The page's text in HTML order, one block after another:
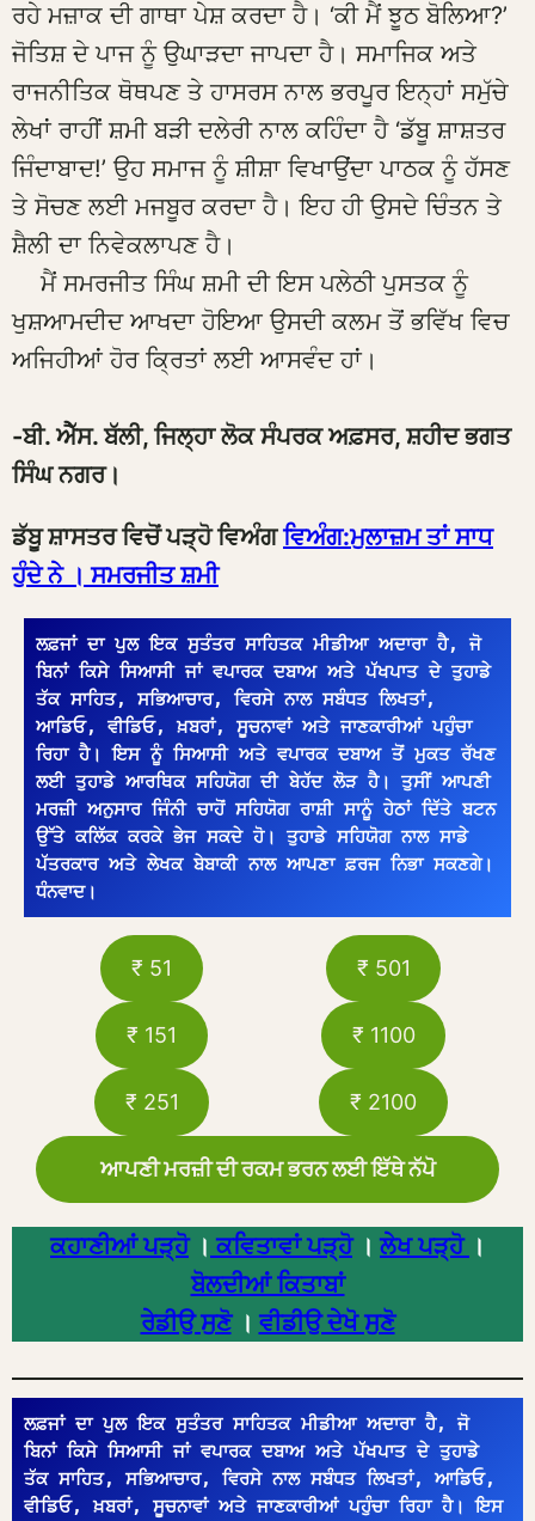
ਰਹੇ ਮਜ਼ਾਕ ਦੀ ਗਾਥਾ ਪੇਸ਼ ਕਰਦਾ ਹੈ। ‘ਕੀ ਮੈਂ ਝੂਠ ਬੋਲਿਆ?’
ਜੋਤਿਸ਼ ਦੇ ਪਾਜ ਨੂੰ ਉਘਾੜਦਾ ਜਾਪਦਾ ਹੈ। ਸਮਾਜਿਕ ਅਤੇ
ਰਾਜਨੀਤਿਕ ਥੋਥਪਣ ਤੇ ਹਾਸਰਸ ਨਾਲ ਭਰਪੂਰ ਇਨ੍ਹਾਂ ਸਮੁੱਚੇ
ਲੇਖਾਂ ਰਾਹੀਂ ਸ਼ਮੀ ਬੜੀ ਦਲੇਰੀ ਨਾਲ ਕਹਿੰਦਾ ਹੈ ‘ਡੱਬੂ ਸ਼ਾਸ਼ਤਰ
ਜਿੰਦਾਬਾਦ!’ ਉਹ ਸਮਾਜ ਨੂੰ ਸ਼ੀਸ਼ਾ ਵਿਖਾਉਂਦਾ ਪਾਠਕ ਨੂੰ ਹੱਸਣ
ਤੇ ਸੋਚਣ ਲਈ ਮਜਬੂਰ ਕਰਦਾ ਹੈ। ਇਹ ਹੀ ਉਸਦੇ ਚਿੰਤਨ ਤੇ
ਸ਼ੈਲੀ ਦਾ ਨਿਵੇਕਲਾਪਣ ਹੈ।
ਮੈਂ ਸਮਰਜੀਤ ਸਿੰਘ ਸ਼ਮੀ ਦੀ ਇਸ ਪਲੇਠੀ ਪੁਸਤਕ ਨੂੰ
ਖੁਸ਼ਆਮਦੀਦ ਆਖਦਾ ਹੋਇਆ ਉਸਦੀ ਕਲਮ ਤੋਂ ਭਵਿੱਖ ਵਿਚ
ਅਜਿਹੀਆਂ ਹੋਰ ਕ੍ਰਿਤਾਂ ਲਈ ਆਸਵੰਦ ਹਾਂ।
-ਬੀ. ਐੱਸ. ਬੱਲੀ, ਜਿਲ੍ਹਾ ਲੋਕ ਸੰਪਰਕ ਅਫ਼ਸਰ, ਸ਼ਹੀਦ ਭਗਤ
ਸਿੰਘ ਨਗਰ।
ਡੱਬੂ ਸ਼ਾਸਤਰ ਵਿਚੋਂ ਪੜ੍ਹੋ ਵਿਅੰਗਵਿਅੰਗ:ਮੁਲਾਜ਼ਮ ਤਾਂ ਸਾਧ
ਹੁੰਦੇ ਨੇ । ਸਮਰਜੀਤ ਸ਼ਮੀ
ਲਫ਼ਜਾਂ ਦਾ ਪੁਲ ਇਕ ਸੁਤੰਤਰ ਸਾਹਿਤਕ ਮੀਡੀਆ ਅਦਾਰਾ ਹੈ, ਜੋ
ਬਿਨਾਂ ਕਿਸੇ ਸਿਆਸੀ ਜਾਂ ਵਪਾਰਕ ਦਬਾਅ ਅਤੇ ਪੱਖਪਾਤ ਦੇ ਤੁਹਾਡੇ
ਤੱਕ ਸਾਹਿਤ, ਸਭਿਆਚਾਰ, ਵਿਰਸੇ ਨਾਲ ਸਬੰਧਤ ਲਿਖਤਾਂ,
ਆਡਿਓ, ਵੀਡਿਓ, ਖ਼ਬਰਾਂ, ਸੂਚਨਾਵਾਂ ਅਤੇ ਜਾਣਕਾਰੀਆਂ ਪਹੁੰਚਾ
ਰਿਹਾ ਹੈ। ਇਸ ਨੂੰ ਸਿਆਸੀ ਅਤੇ ਵਪਾਰਕ ਦਬਾਅ ਤੋਂ ਮੁਕਤ ਰੱਖਣ
ਲਈ ਤੁਹਾਡੇ ਆਰਥਿਕ ਸਹਿਯੋਗ ਦੀ ਬੇਹੱਦ ਲੋੜ ਹੈ। ਤੁਸੀਂ ਆਪਣੀ
ਮਰਜ਼ੀ ਅਨੁਸਾਰ ਜਿੰਨੀ ਚਾਹੋਂ ਸਹਿਯੋਗ ਰਾਸ਼ੀ ਸਾਨੂੰ ਹੇਠਾਂ ਦਿੱਤੇ ਬਟਨ
ਉੱਤੇ ਕਲਿੱਕ ਕਰਕੇ ਭੇਜ ਸਕਦੇ ਹੋ। ਤੁਹਾਡੇ ਸਹਿਯੋਗ ਨਾਲ ਸਾਡੇ
ਪੱਤਰਕਾਰ ਅਤੇ ਲੇਖਕ ਬੇਬਾਕੀ ਨਾਲ ਆਪਣਾ ਫ਼ਰਜ ਨਿਭਾ ਸਕਣਗੇ।
ਧੰਨਵਾਦ।
₹ 51
₹ 151
₹ 251
₹ 501
₹ 1100
₹ 2100
ਆਪਣੀ ਮਰਜ਼ੀ ਦੀ ਰਕਮ ਭਰਨ ਲਈ ਇੱਥੇ ਨੱਪੋ
ਕਹਾਣੀਆਂ ਪੜ੍ਹੋ। ਕਵਿਤਾਵਾਂ ਪੜ੍ਹੋ।ਲੇਖ ਪੜ੍ਹੋ ।
ਬੋਲਦੀਆਂ ਕਿਤਾਬਾਂ
ਰੇਡੀਉ ਸੁਣੋ। ਵੀਡੀਉ ਦੇਖੋ ਸੁਣੋ
ਲਫ਼ਜਾਂ ਦਾ ਪੁਲ ਇਕ ਸੁਤੰਤਰ ਸਾਹਿਤਕ ਮੀਡੀਆ ਅਦਾਰਾ ਹੈ, ਜੋ
ਬਿਨਾਂ ਕਿਸੇ ਸਿਆਸੀ ਜਾਂ ਵਪਾਰਕ ਦਬਾਅ ਅਤੇ ਪੱਖਪਾਤ ਦੇ ਤੁਹਾਡੇ
ਤੱਕ ਸਾਹਿਤ, ਸਭਿਆਚਾਰ, ਵਿਰਸੇ ਨਾਲ ਸਬੰਧਤ ਲਿਖਤਾਂ, ਆਡਿਓ,
ਵੀਡਿਓ, ਖ਼ਬਰਾਂ, ਸੂਚਨਾਵਾਂ ਅਤੇ ਜਾਣਕਾਰੀਆਂ ਪਹੁੰਚਾ ਰਿਹਾ ਹੈ। ਇਸ